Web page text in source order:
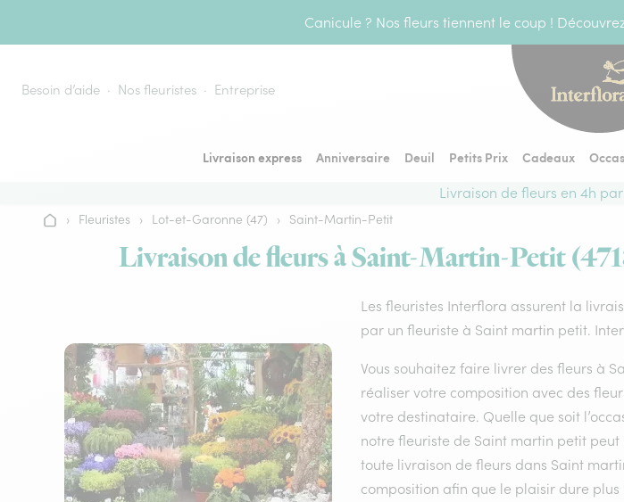
Canicule ? Nos fleurs tiennent le coup !
Besoin d’aide Nos fleuristes Entreprise
Livraison express Anniversaire Deuil Petits Prix Cadeaux
Livraison de fleurs en 4h
Accueil
› Fleuristes › Lot-et-Garonne (47) › Saint-Martin-Petit
Livraison de fleurs à Saint-Martin-Petit
Les fleuristes Interflora assurent la
par un fleuriste à Saint martin petit.
Vous souhaitez faire livrer des fleurs à
réaliser votre composition avec des
votre destinataire. Quelle que soit
notre fleuriste de Saint martin petit
toute livraison de fleurs dans Saint
composition afin que le plaisir dure